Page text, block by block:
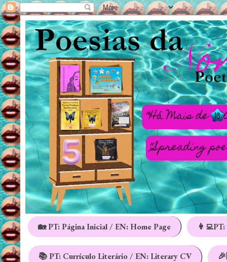
🏡 PT: Página Inicial / EN: Home Page
📚 PT: Currículo Literário / EN: Literary CV